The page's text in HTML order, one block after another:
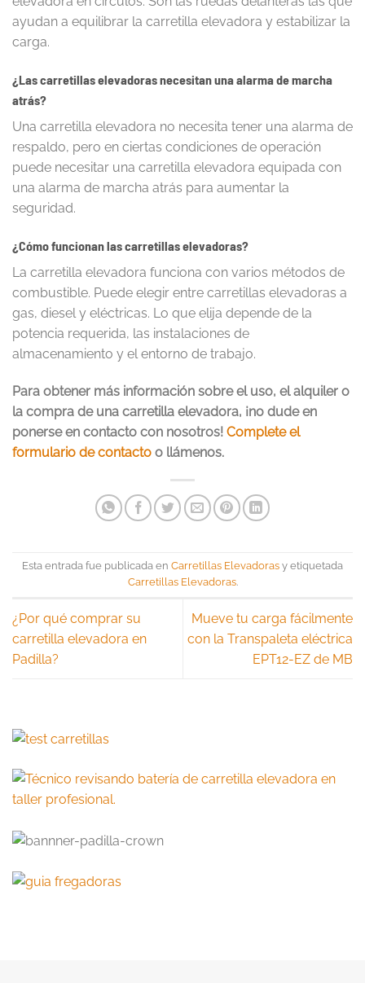
ayudan a equilibrar la carretilla elevadora y estabilizar la
carga.
¿Las carretillas elevadoras necesitan una alarma de marcha
atrás?
Una carretilla elevadora no necesita tener una alarma de
respaldo, pero en ciertas condiciones de operación
puede necesitar una carretilla elevadora equipada con
una alarma de marcha atrás para aumentar la
seguridad.
¿Cómo funcionan las carretillas elevadoras?
La carretilla elevadora funciona con varios métodos de
combustible. Puede elegir entre carretillas elevadoras a
gas, diesel y eléctricas. Lo que elija depende de la
potencia requerida, las instalaciones de
almacenamiento y el entorno de trabajo.
Para obtener más información sobre el uso, el alquiler o
la compra de una carretilla elevadora, ¡no dude en
ponerse en contacto con nosotros! Complete el
formulario de contacto o llámenos.
Esta entrada fue publicada en Carretillas Elevadoras y etiquetada
Carretillas Elevadoras.
¿Por qué comprar su
carretilla elevadora en
Padilla?
Mueve tu carga fácilmente
con la Transpaleta eléctrica
EPT12-EZ de MB